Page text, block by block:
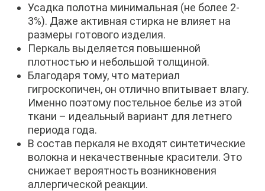
Усадка полотна минимальная (не более 2-
3%). Даже активная стирка не влияет на
размеры готового изделия.
Перкаль выделяется повышенной
плотностью и небольшой толщиной.
Благодаря тому, что материал
гигроскопичен, он отлично впитывает влагу.
Именно поэтому постельное белье из этой
ткани – идеальный вариант для летнего
периода года.
В состав перкаля не входят синтетические
волокна и некачественные красители. Это
снижает вероятность возникновения
аллергической реакции.